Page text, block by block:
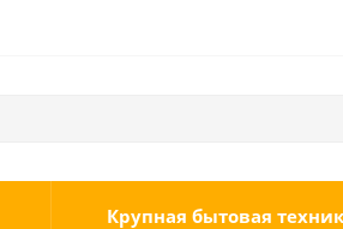
Крупная бытовая